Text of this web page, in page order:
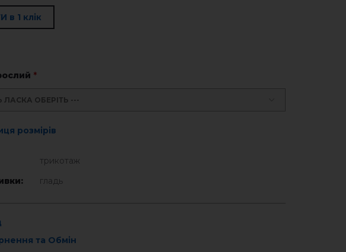
в 1 клік
*
ЛАСКА ОБЕРІТЬ ---
розмірів
трикотаж
гладь
та Обмін